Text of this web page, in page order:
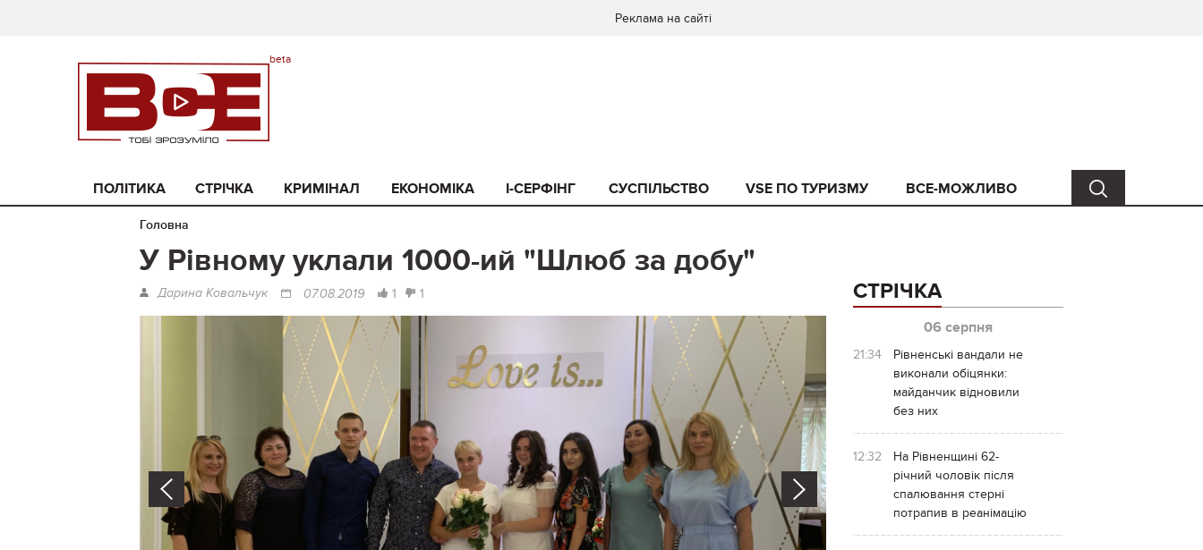
Реклама на сайті
ПОЛІТИКА СТРІЧКА КРИМІНАЛ ЕКОНОМІКА I-СЕРФІНГ СУСПІЛЬСТВО VSE ПО ТУРИЗМУ ВСЕ-МОЖЛИВО
Головна
У Рівному уклали 1000-ий "Шлюб за добу"
Дарина Ковальчук 07.08.2019 1 1
Prev Next
СТРІЧКА
06 серпня
21:34
Рівненські вандали не
виконали обіцянки:
майданчик відновили
без них
12:32
На Рівненщині 62-
річний чоловік після
спалювання стерні
потрапив в реанімацію